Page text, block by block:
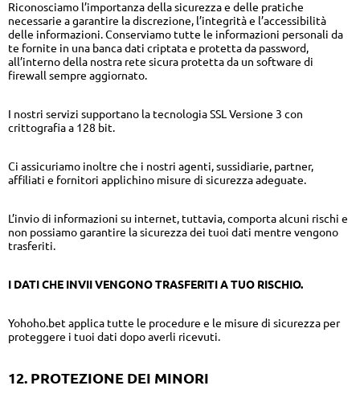
Riconosciamo l’importanza della sicurezza e delle pratiche
necessarie a garantire la discrezione, l’integrità e l’accessibilità
delle informazioni. Conserviamo tutte le informazioni personali da
te fornite in una banca dati criptata e protetta da password,
all’interno della nostra rete sicura protetta da un software di
firewall sempre aggiornato.
I nostri servizi supportano la tecnologia SSL Versione 3 con
crittografia a 128 bit.
Ci assicuriamo inoltre che i nostri agenti, sussidiarie, partner,
affiliati e fornitori applichino misure di sicurezza adeguate.
L’invio di informazioni su internet, tuttavia, comporta alcuni rischi e
non possiamo garantire la sicurezza dei tuoi dati mentre vengono
trasferiti.
I DATI CHE INVII VENGONO TRASFERITI A TUO RISCHIO.
Yohoho.bet applica tutte le procedure e le misure di sicurezza per
proteggere i tuoi dati dopo averli ricevuti.
12. PROTEZIONE DEI MINORI